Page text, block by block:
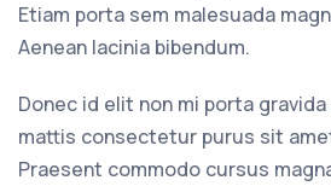
Etiam porta sem malesuada
Aenean lacinia bibendum.
Donec id elit non mi porta
mattis consectetur purus sit
Praesent commodo cursus